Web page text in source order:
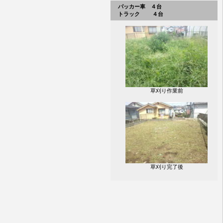
パッカー車 ４台
トラック ４台
草刈り作業前
草刈り完了後